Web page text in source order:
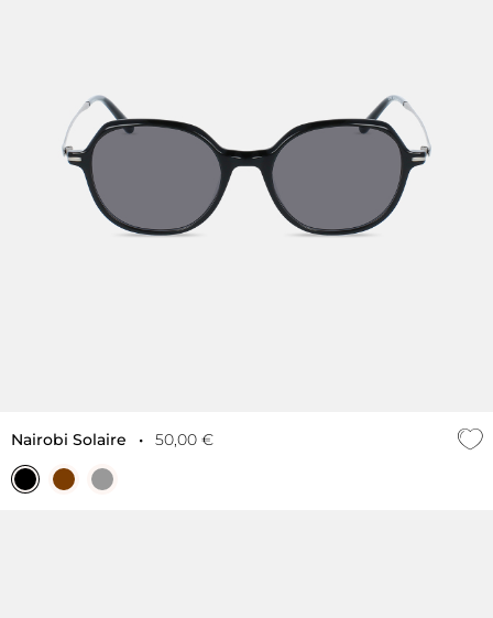
Nairobi Solaire • 50,00 €